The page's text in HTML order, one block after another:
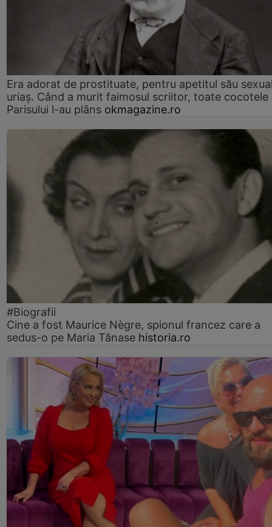
Era adorat de prostituate, pentru apetitul său
uriaș. Când a murit faimosul scriitor, toate cocotele
Parisului l-au plâns okmagazine.ro
#Biografii
Cine a fost Maurice Nègre, spionul francez care a
sedus-o pe Maria Tănase historia.ro